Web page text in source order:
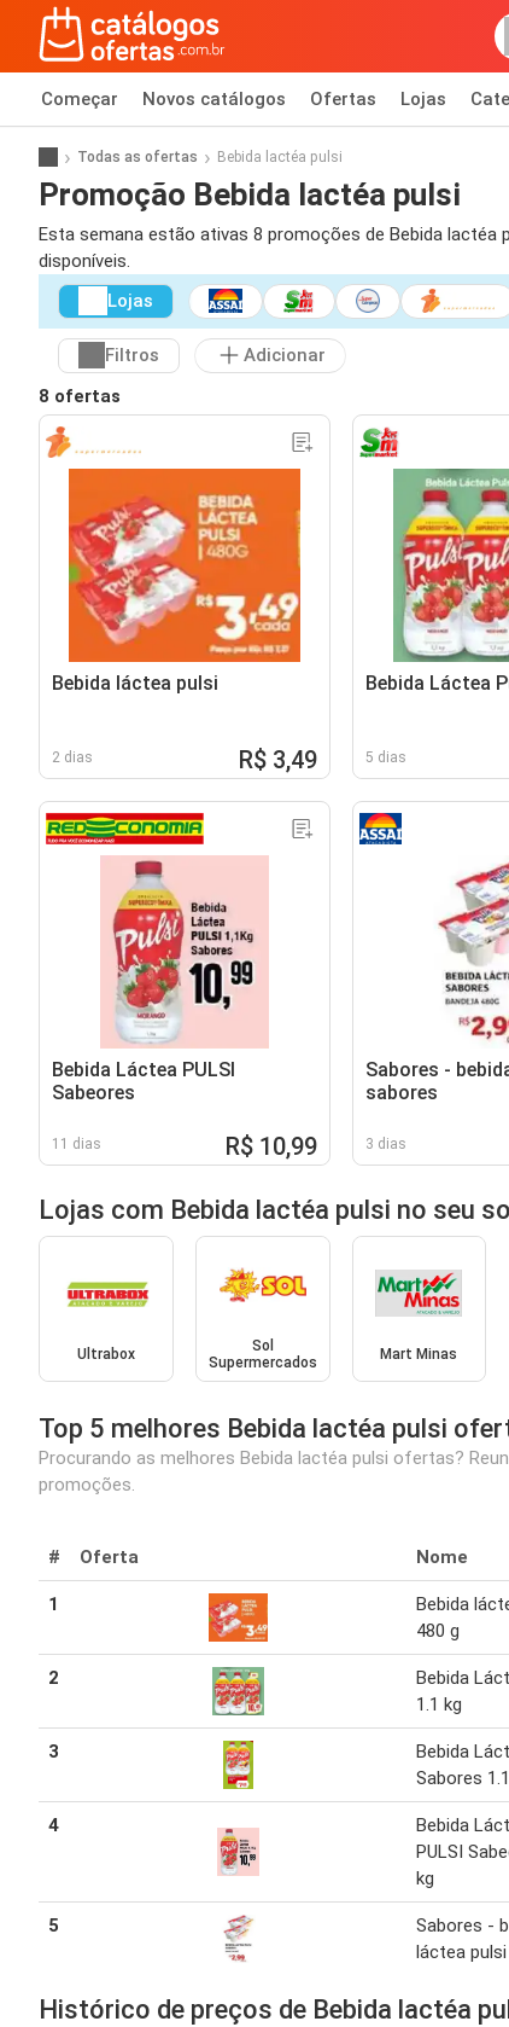
Começar Novos catálogos Ofertas Lojas
Todas as ofertas Bebida lactéa pulsi
Promoção Bebida lactéa pulsi
Esta semana estão ativas 8 promoções de Bebida
disponíveis.
Lojas
Filtros
Adicionar
8 ofertas
Bebida láctea pulsi
2 dias R$ 3,49
Bebida Láctea
5 dias
Bebida Láctea PULSI
Sabeores
11 dias R$ 10,99
Sabores -
sabores
3 dias
Lojas com Bebida lactéa pulsi no seu
Ultrabox
Sol
Supermercados
Mart Minas
Top 5 melhores Bebida lactéa pulsi
Procurando as melhores Bebida lactéa pulsi ofertas?
promoções.
# Oferta Nome
1
Bebida
480 g
2
Bebida
1.1 kg
3
Bebida
Sabores
4
Bebida
PULSI
kg
5
Sabores -
láctea
Histórico de preços de Bebida lactéa